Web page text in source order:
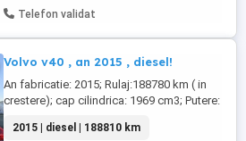
Telefon validat
Volvo v40 , an 2015 , diesel!
An fabricatie: 2015; Rulaj:188780 km ( in
crestere); cap cilindrica: 1969 cm3; Putere:
fata; Cutie de viteze: manuala; Tapiterie:
2015 | diesel | 188810 km